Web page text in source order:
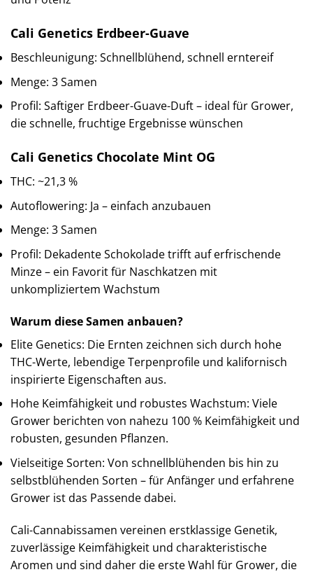
Cali Genetics Erdbeer-Guave
Beschleunigung: Schnellblühend, schnell erntereif
Menge: 3 Samen
Profil: Saftiger Erdbeer-Guave-Duft – ideal für Grower,
die schnelle, fruchtige Ergebnisse wünschen
Cali Genetics Chocolate Mint OG
THC: ~21,3 %
Autoflowering: Ja – einfach anzubauen
Menge: 3 Samen
Profil: Dekadente Schokolade trifft auf erfrischende
Minze – ein Favorit für Naschkatzen mit
unkompliziertem Wachstum
Warum diese Samen anbauen?
Elite Genetics: Die Ernten zeichnen sich durch hohe
THC-Werte, lebendige Terpenprofile und kalifornisch
inspirierte Eigenschaften aus.
Hohe Keimfähigkeit und robustes Wachstum: Viele
Grower berichten von nahezu 100 % Keimfähigkeit und
robusten, gesunden Pflanzen.
Vielseitige Sorten: Von schnellblühenden bis hin zu
selbstblühenden Sorten – für Anfänger und erfahrene
Grower ist das Passende dabei.
Cali-Cannabissamen vereinen erstklassige Genetik,
zuverlässige Keimfähigkeit und charakteristische
Aromen und sind daher die erste Wahl für Grower, die